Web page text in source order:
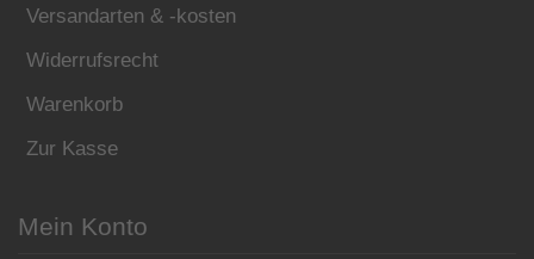
Versandarten & -kosten
Widerrufsrecht
Warenkorb
Zur Kasse
Mein Konto